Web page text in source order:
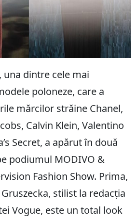
una dintre cele mai
poloneze, care a
mărcilor străine Chanel,
Calvin Klein, Valentino
Secret, a apărut în două
podiumul MODIVO &
Fashion Show. Prima,
stilist la redacția
Vogue, este un total look